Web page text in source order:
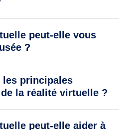
peut-elle vous
?
les principales
la réalité virtuelle ?
peut-elle aider à